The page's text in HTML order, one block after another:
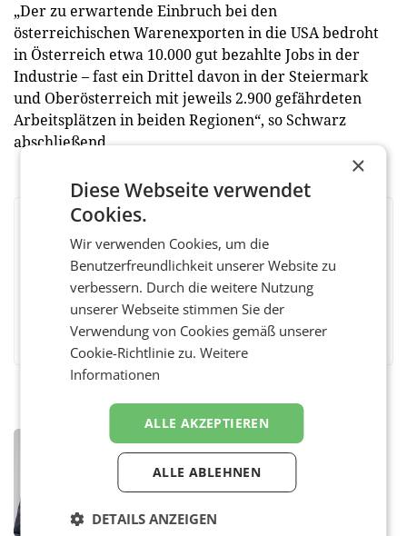
„Der zu erwartende Einbruch bei den
österreichischen Warenexporten in die USA bedroht
in Österreich etwa 10.000 gut bezahlte Jobs in der
Industrie – fast ein Drittel davon in der Steiermark
und Oberösterreich mit jeweils 2.900 gefährdeten
Arbeitsplätzen in beiden Regionen“, so Schwarz
abschließend.
ORF III: Peter Schöber abberufen und
beurlaubt
WIEN ORF-III-Co-Geschäftsführer Peter
Schöber ist wegen Compliance-Vorwürfen
abberufen und beurlaubt worden. Der ORF
×
Diese Webseite verwendet
Cookies.
Wir verwenden Cookies, um die
Benutzerfreundlichkeit unserer Website zu
verbessern. Durch die weitere Nutzung
unserer Webseite stimmen Sie der
Verwendung von Cookies gemäß unserer
Cookie-Richtlinie zu.Weitere
Informationen
ALLE AKZEPTIEREN
ALLE ABLEHNEN
DETAILS ANZEIGEN